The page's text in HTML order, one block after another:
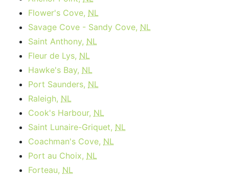
Flower's Cove, NL
Savage Cove - Sandy Cove, NL
Saint Anthony, NL
Fleur de Lys, NL
Hawke's Bay, NL
Port Saunders, NL
Raleigh, NL
Cook's Harbour, NL
Saint Lunaire-Griquet, NL
Coachman's Cove, NL
Port au Choix, NL
Forteau, NL